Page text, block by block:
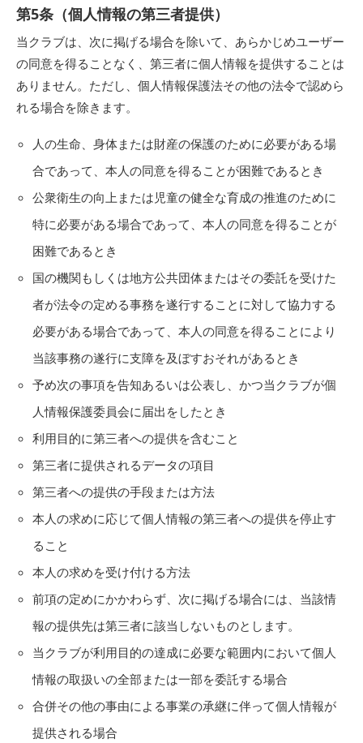
第5条（個人情報の第三者提供）
当クラブは、次に掲げる場合を除いて、あらかじめユーザー
の同意を得ることなく、第三者に個人情報を提供することは
ありません。ただし、個人情報保護法その他の法令で認めら
れる場合を除きます。
人の生命、身体または財産の保護のために必要がある場
合であって、本人の同意を得ることが困難であるとき
公衆衛生の向上または児童の健全な育成の推進のために
特に必要がある場合であって、本人の同意を得ることが
困難であるとき
国の機関もしくは地方公共団体またはその委託を受けた
者が法令の定める事務を遂行することに対して協力する
必要がある場合であって、本人の同意を得ることにより
当該事務の遂行に支障を及ぼすおそれがあるとき
予め次の事項を告知あるいは公表し、かつ当クラブが個
人情報保護委員会に届出をしたとき
利用目的に第三者への提供を含むこと
第三者に提供されるデータの項目
第三者への提供の手段または方法
本人の求めに応じて個人情報の第三者への提供を停止す
ること
本人の求めを受け付ける方法
前項の定めにかかわらず、次に掲げる場合には、当該情
報の提供先は第三者に該当しないものとします。
当クラブが利用目的の達成に必要な範囲内において個人
情報の取扱いの全部または一部を委託する場合
合併その他の事由による事業の承継に伴って個人情報が
提供される場合